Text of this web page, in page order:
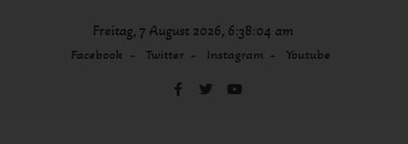
Freitag, 7 August 2026, 6:38:04 am
Facebook Twitter Instagram Youtube